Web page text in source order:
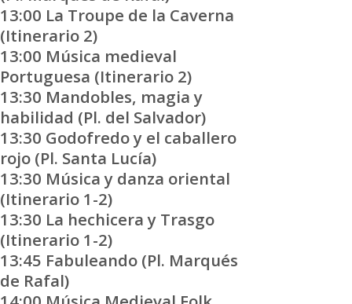
13:00 La Troupe de la Caverna
(Itinerario 2)
13:00 Música medieval
Portuguesa (Itinerario 2)
13:30 Mandobles, magia y
habilidad (Pl. del Salvador)
13:30 Godofredo y el caballero
rojo (Pl. Santa Lucía)
13:30 Música y danza oriental
(Itinerario 1-2)
13:30 La hechicera y Trasgo
(Itinerario 1-2)
13:45 Fabuleando (Pl. Marqués
de Rafal)